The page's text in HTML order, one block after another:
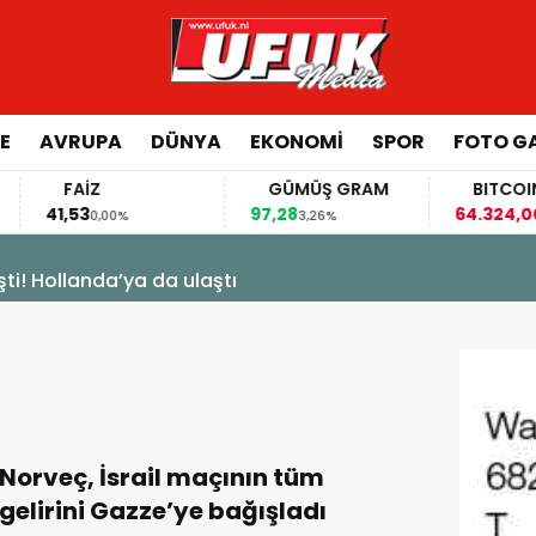
AVRUPA DÜNYA EKONOMI SPOR FOTO
FAİZ
41,53
0,00%
GÜMÜŞ GRAM
97,283,26%
BITCOIN
64.324,00-
Hollanda’ya da ulaştı
Norveç, İsrail maçının tüm
gelirini Gazze’ye bağışladı